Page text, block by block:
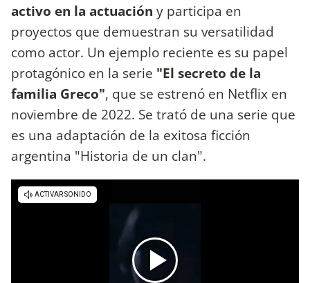
activo en la actuación y participa en
proyectos que demuestran su versatilidad
como actor. Un ejemplo reciente es su papel
protagónico en la serie "El secreto de la
familia Greco", que se estrenó en Netflix en
noviembre de 2022. Se trató de una serie que
es una adaptación de la exitosa ficción
argentina "Historia de un clan".